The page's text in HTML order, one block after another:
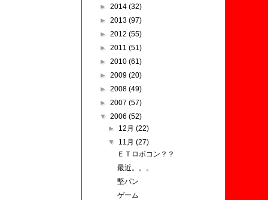
► 2014 (32)
► 2013 (97)
► 2012 (55)
► 2011 (51)
► 2010 (61)
► 2009 (20)
► 2008 (49)
► 2007 (57)
▼ 2006 (52)
► 12月(22)
▼ 11月(27)
ＥＴロボコン？？
最近。。。
堅パン
ゲーム